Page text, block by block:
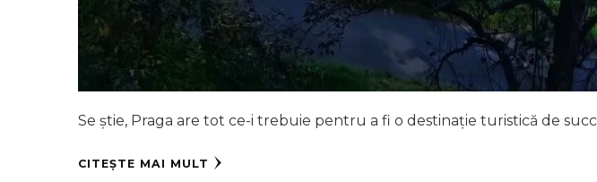
Se știe, Praga are tot ce-i trebuie pentru a fi o destinație turistică de
CITEȘTE MAI MULT